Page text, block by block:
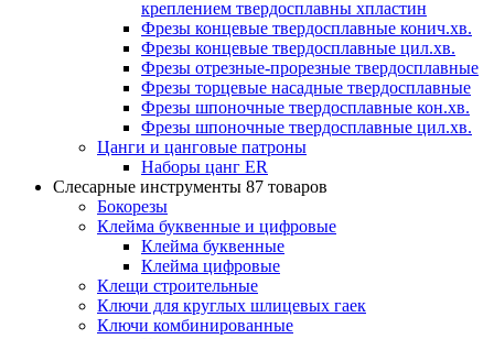
креплением твердосплавны хпластин
Фрезы концевые твердосплавные конич.хв.
Фрезы концевые твердосплавные цил.хв.
Фрезы отрезные-прорезные твердосплавные
Фрезы торцевые насадные твердосплавные
Фрезы шпоночные твердосплавные кон.хв.
Фрезы шпоночные твердосплавные цил.хв.
Цанги и цанговые патроны
Наборы цанг ER
Слесарные инструменты 87 товаров
Бокорезы
Клейма буквенные и цифровые
Клейма буквенные
Клейма цифровые
Клещи строительные
Ключи для круглых шлицевых гаек
Ключи комбинированные